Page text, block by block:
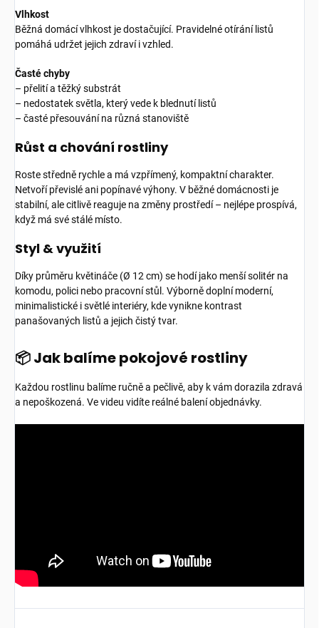
Vlhkost
Běžná domácí vlhkost je dostačující. Pravidelné otírání listů
pomáhá udržet jejich zdraví i vzhled.
Časté chyby
– přelití a těžký substrát
– nedostatek světla, který vede k blednutí listů
– časté přesouvání na různá stanoviště
Růst a chování rostliny
Roste středně rychle a má vzpřímený, kompaktní charakter.
Netvoří převislé ani popínavé výhony. V běžné domácnosti je
stabilní, ale citlivě reaguje na změny prostředí – nejlépe prospívá,
když má své stálé místo.
Styl & využití
Díky průměru květináče (Ø 12 cm) se hodí jako menší solitér na
komodu, polici nebo pracovní stůl. Výborně doplní moderní,
minimalistické i světlé interiéry, kde vynikne kontrast
panašovaných listů a jejich čistý tvar.
📦 Jak balíme pokojové rostliny
Každou rostlinu balíme ručně a pečlivě, aby k vám dorazila zdravá
a nepoškozená. Ve videu vidíte reálné balení objednávky.